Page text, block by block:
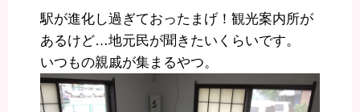
駅が進化し過ぎておったまげ！観光案内所が
あるけど…地元民が聞きたいくらいです。
いつもの親戚が集まるやつ。